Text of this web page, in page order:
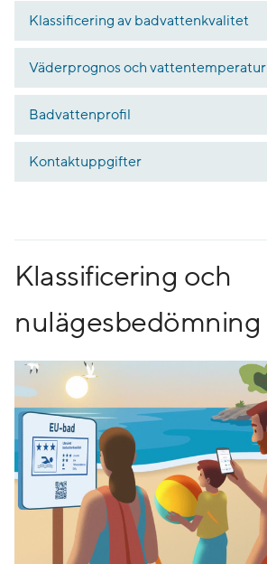
Klassificering av badvattenkvalitet
Väderprognos och vattentemperatur
Badvattenprofil
Kontaktuppgifter
Klassificering och
nulägesbedömning